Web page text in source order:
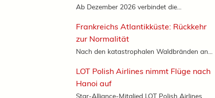
Ab Dezember 2026 verbindet die...
Frankreichs Atlantikküste: Rückkehr
zur Normalität
Nach den katastrophalen Waldbränden an...
LOT Polish Airlines nimmt Flüge nach
Hanoi auf
Star-Alliance-Mitglied LOT Polish Airlines